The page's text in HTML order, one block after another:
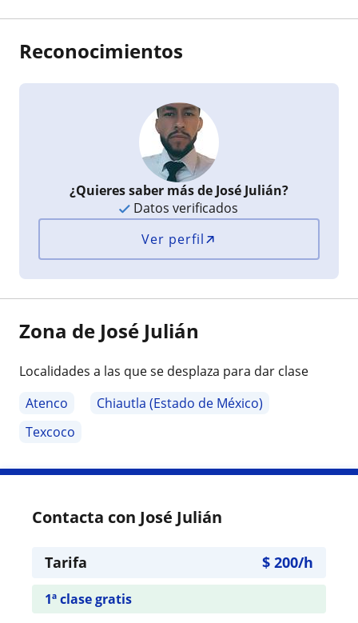
Reconocimientos
¿Quieres saber más de José Julián?
Datos verificados
Ver perfil
Zona de José Julián
Localidades a las que se desplaza para dar clase
Atenco
Chiautla (Estado de México)
Texcoco
Contacta con José Julián
Tarifa $ 200/h
1ª clase gratis